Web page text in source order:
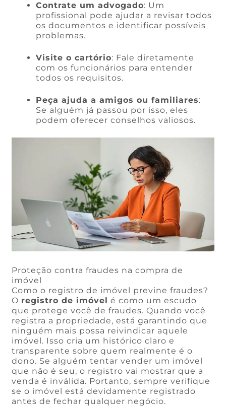
Contrate um advogado: Um
profissional pode ajudar a revisar todos
os documentos e identificar possíveis
problemas.
Visite o cartório: Fale diretamente
com os funcionários para entender
todos os requisitos.
Peça ajuda a amigos ou familiares:
Se alguém já passou por isso, eles
podem oferecer conselhos valiosos.
Proteção contra fraudes na compra de
imóvel
Como o registro de imóvel previne fraudes?
O registro de imóvel é como um escudo
que protege você de fraudes. Quando você
registra a propriedade, está garantindo que
ninguém mais possa reivindicar aquele
imóvel. Isso cria um histórico claro e
transparente sobre quem realmente é o
dono. Se alguém tentar vender um imóvel
que não é seu, o registro vai mostrar que a
venda é inválida. Portanto, sempre verifique
se o imóvel está devidamente registrado
antes de fechar qualquer negócio.